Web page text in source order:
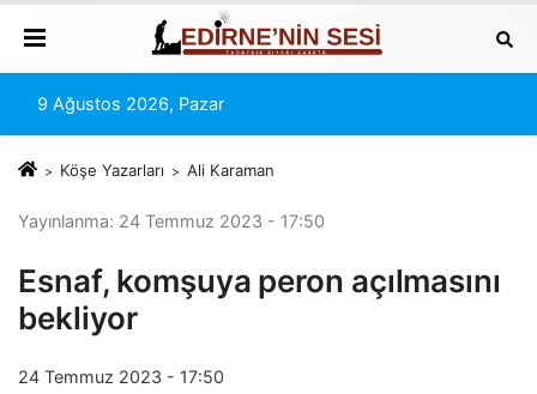
9 Ağustos 2026, Pazar
Köşe Yazarları Ali Karaman
Yayınlanma: 24 Temmuz 2023 - 17:50
Esnaf, komşuya peron açılmasını
bekliyor
24 Temmuz 2023 - 17:50